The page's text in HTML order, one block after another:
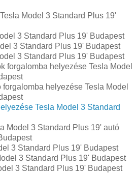
Model 3 Standard Plus 19'
3 Standard Plus 19' Budapest
3 Standard Plus 19' Budapest
3 Standard Plus 19' Budapest
forgalomba helyezése Tesla Model
helyezése Tesla Model
Tesla Model 3 Standard
Model 3 Standard Plus 19' autó
3 Standard Plus 19' Budapest
3 Standard Plus 19' Budapest
3 Standard Plus 19' Budapest